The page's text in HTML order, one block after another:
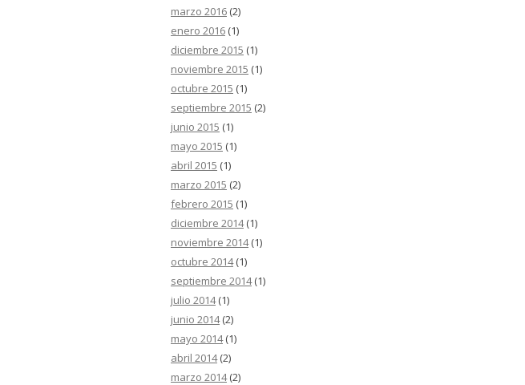
marzo 2016 (2)
enero 2016 (1)
diciembre 2015 (1)
noviembre 2015 (1)
octubre 2015 (1)
septiembre 2015 (2)
junio 2015 (1)
mayo 2015 (1)
abril 2015 (1)
marzo 2015 (2)
febrero 2015 (1)
diciembre 2014(1)
noviembre 2014(1)
octubre 2014(1)
septiembre 2014(1)
julio 2014(1)
junio 2014(2)
mayo 2014(1)
abril 2014(2)
marzo 2014(2)